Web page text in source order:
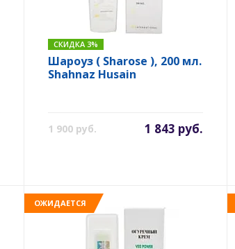
СКИДКА 3%
Шароуз ( Sharose ), 200 мл.
Shahnaz Husain
1 900 руб. 1 843 руб.
ОЖИДАЕТСЯ